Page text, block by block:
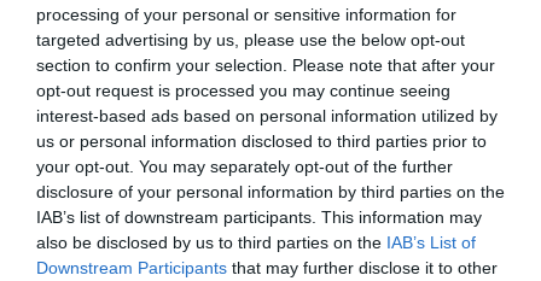
processing of your personal or sensitive information for
targeted advertising by us, please use the below opt-out
section to confirm your selection. Please note that after your
opt-out request is processed you may continue seeing
interest-based ads based on personal information utilized by
us or personal information disclosed to third parties prior to
your opt-out. You may separately opt-out of the further
disclosure of your personal information by third parties on the
IAB’s list of downstream participants. This information may
also be disclosed by us to third parties on the IAB’s List of
Downstream Participants that may further disclose it to other